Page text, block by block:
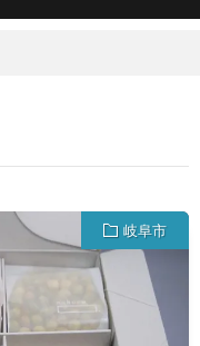
岐阜市